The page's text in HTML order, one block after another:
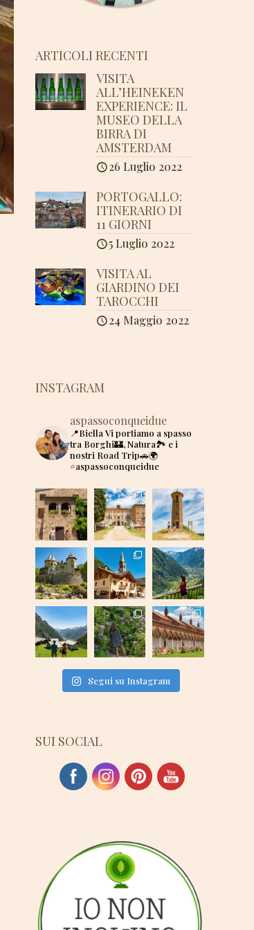
ARTICOLI RECENTI
VISITA
ALL’HEINEKEN
EXPERIENCE: IL
MUSEO DELLA
BIRRA DI
AMSTERDAM
26 Luglio 2022
PORTOGALLO:
ITINERARIO DI
11 GIORNI
5 Luglio 2022
VISITA AL
GIARDINO DEI
TAROCCHI
24 Maggio 2022
INSTAGRAM
aspassoconqueidue
📍Biella Vi portiamo a spasso
tra Borghi🏰, Natura🏞 e i
nostri Road Trip🚗🌍
#aspassoconqueidue
Segui su Instagram
SUI SOCIAL